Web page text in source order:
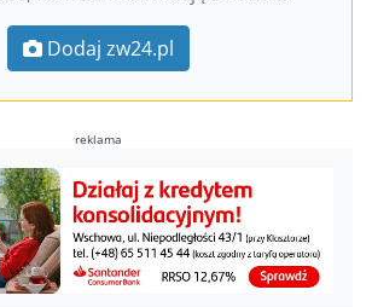
Dodaj zw24.pl
reklama